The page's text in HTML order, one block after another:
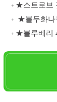
★블루베리